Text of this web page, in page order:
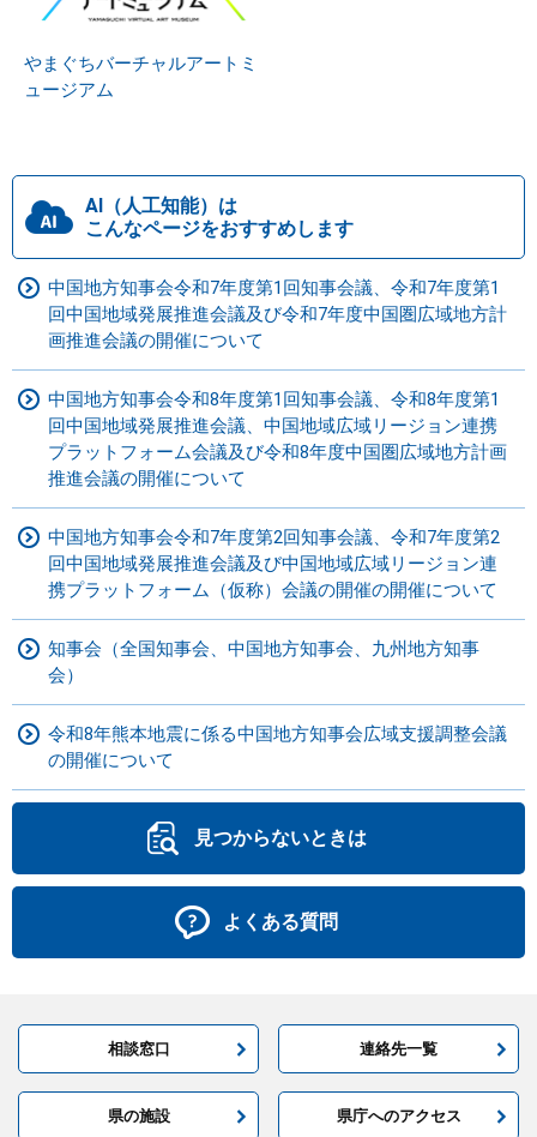
やまぐちバーチャルアートミ
ュージアム
AI（人工知能）は
こんなページをおすすめします
中国地方知事会令和7年度第1回知事会議、令和7年度第1
回中国地域発展推進会議及び令和7年度中国圏広域地方計
画推進会議の開催について
中国地方知事会令和8年度第1回知事会議、令和8年度第1
回中国地域発展推進会議、中国地域広域リージョン連携
プラットフォーム会議及び令和8年度中国圏広域地方計画
推進会議の開催について
中国地方知事会令和7年度第2回知事会議、令和7年度第2
回中国地域発展推進会議及び中国地域広域リージョン連
携プラットフォーム（仮称）会議の開催の開催について
知事会（全国知事会、中国地方知事会、九州地方知事
会）
令和8年熊本地震に係る中国地方知事会広域支援調整会議
の開催について
見つからないときは
よくある質問
相談窓口 連絡先一覧
県の施設 県庁へのアクセス